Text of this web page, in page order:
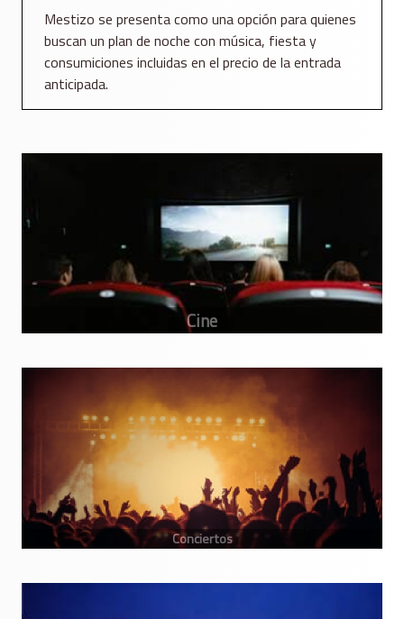
Mestizo se presenta como una opción para quienes
buscan un plan de noche con música, fiesta y
consumiciones incluidas en el precio de la entrada
anticipada.